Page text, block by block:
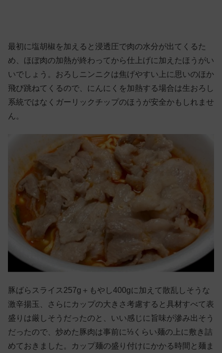
最初に塩胡椒を加えると浸透圧で肉の水分が出てくるた
め、ほぼ肉の加熱が終わってから仕上げに加えたほうがい
いでしょう。おろしニンニクは焦げやすい上に思いのほか
飛び跳ねてくるので、にんにくを加熱する場合は生おろし
系統ではなくガーリックチップのほうが安全かもしれませ
ん。
豚ばらスライス257g＋もやし400gに加えて散乱しそうな
激辛揚玉、さらにカップの大きさ考慮すると具材すべて表
盛りは厳しそうだったのと、いい感じに旨味が滲み出そう
だったので、炒めた豚肉は事前に⅓くらい麺の上に敷き詰
めておきました。カップ麺の盛り付けにかかる時間と麺ま